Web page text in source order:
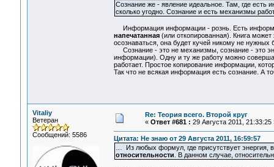
Сознание же - явление идеальное. Там, где есть
сколько угодно. Сознание и есть механизмы
Информация информации - рознь. Есть
напечатанная(или откопированная). Книга
осознаваться, она будет кучей никому не нужных
Сознание - это не механизмы, сознание - это
информации). Одну и ту же работу можно
работает. Простое копирование информации,
Так что не всякая информация есть сознание. А
Vitaliy
Ветеран
Сообщений: 5586
Re: Теория всего. Второй круг
« Ответ #681 : 29 Августа 2011, 21:33:25
Цитата: Не знаю от 29 Августа 2011, 16:59:57
… Из любых формул, где присутствует энергия,
относительности . В данном случае,